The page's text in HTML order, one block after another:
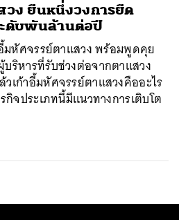
วง ยืนหนึ่งวงการยืด
ะดับพันล้านต่อปี
มหัศจรรย์ตาแสวง พร้อมพูดคุย
หารที่รับช่วงต่อจากตาแสวง
เก้าอี้มหัศจรรย์ตาแสวงคืออะไร
จประเภทนี้มีแนวทางการเติบโต